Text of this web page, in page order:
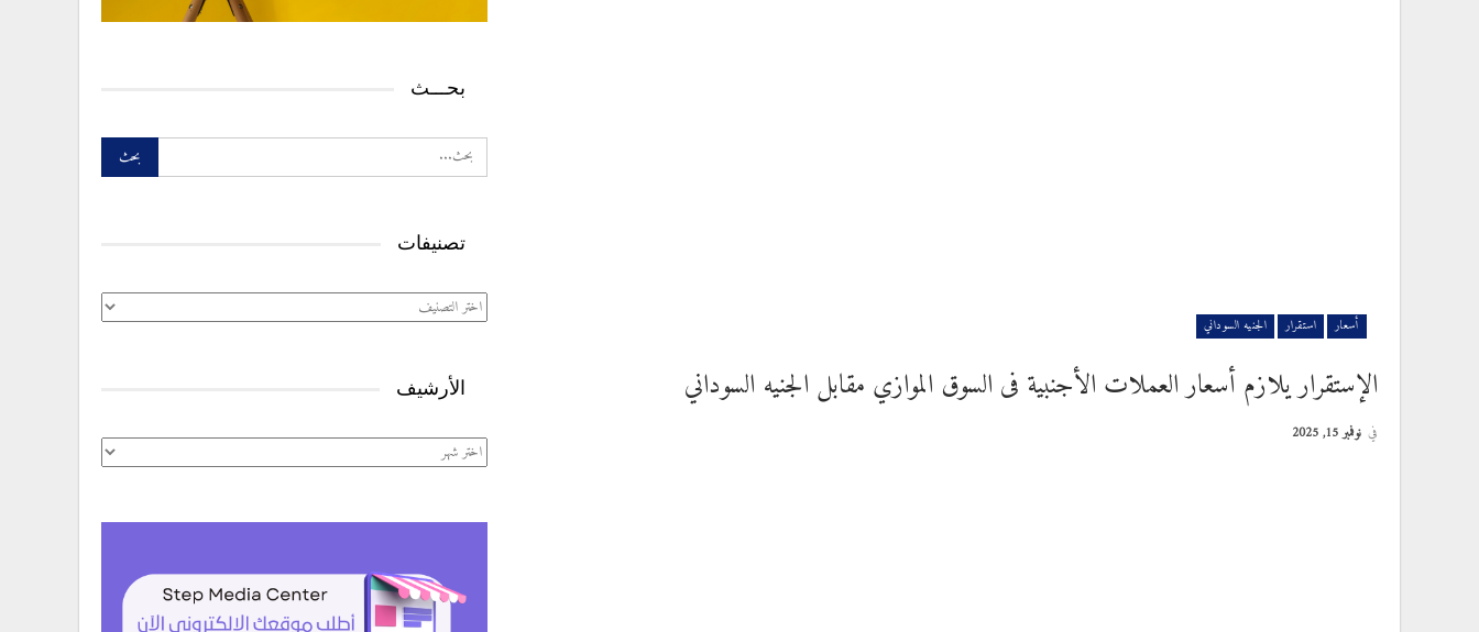
أسعار استقرار الجنيه السوداني
الإستقرار يلازم أسعار العملات الأجنبية فى السوق الموازي مقابل الجنيه السوداني
في نوفمبر 15, 2025
بحـــث
تصنيفات
تصنيفات
الأرشيف
الأرشيف